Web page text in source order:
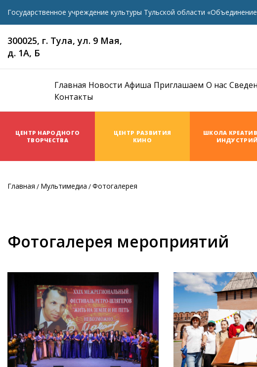
Государственное учреждение культуры Тульской области
300025, г. Тула, ул. 9 Мая,
д. 1А, Б
Главная Новости Афиша Приглашаем О нас
Контакты
ЦЕНТР НАРОДНОГО
ТВОРЧЕСТВА
ЦЕНТР РАЗВИТИЯ
КИНО
ШКОЛА
ИНДУСТРИЙ
Главная Мультимедиа Фотогалерея
Фотогалерея мероприятий